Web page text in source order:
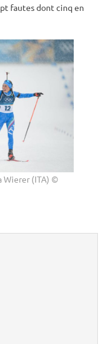
fautes dont cinq en
Wierer (ITA) ©